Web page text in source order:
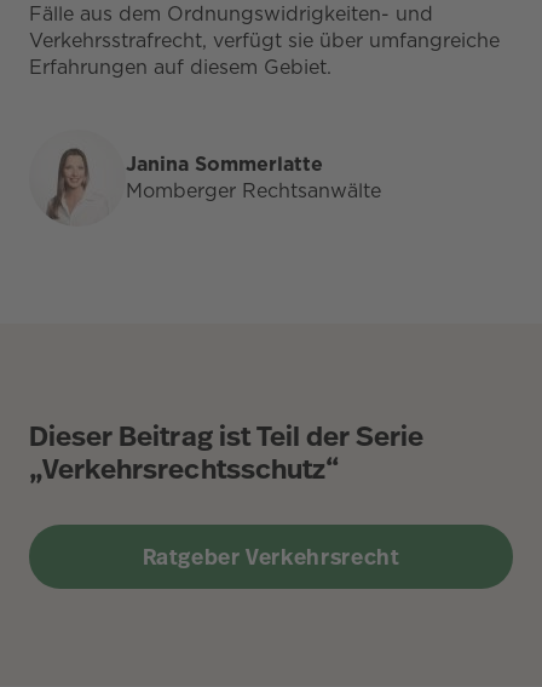
Fälle aus dem Ordnungswidrigkeiten- und
Verkehrsstrafrecht, verfügt sie über umfangreiche
Erfahrungen auf diesem Gebiet.
Janina Sommerlatte
Momberger Rechtsanwälte
Dieser Beitrag ist Teil der Serie
„Verkehrsrechtsschutz“
Ratgeber Verkehrsrecht